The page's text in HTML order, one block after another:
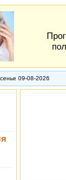
09-08-2026